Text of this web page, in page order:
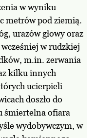
w wyniku
metrów pod ziemią.
urazów głowy oraz
w rudzkiej
m.in. zerwania
kilku innych
ucierpieli
doszło do
śmiertelna ofiara
wydobywczym, w